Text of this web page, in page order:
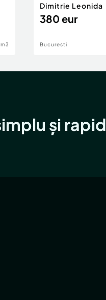
Dimitrie Leonida
380 eur
Bucuresti
și rapid